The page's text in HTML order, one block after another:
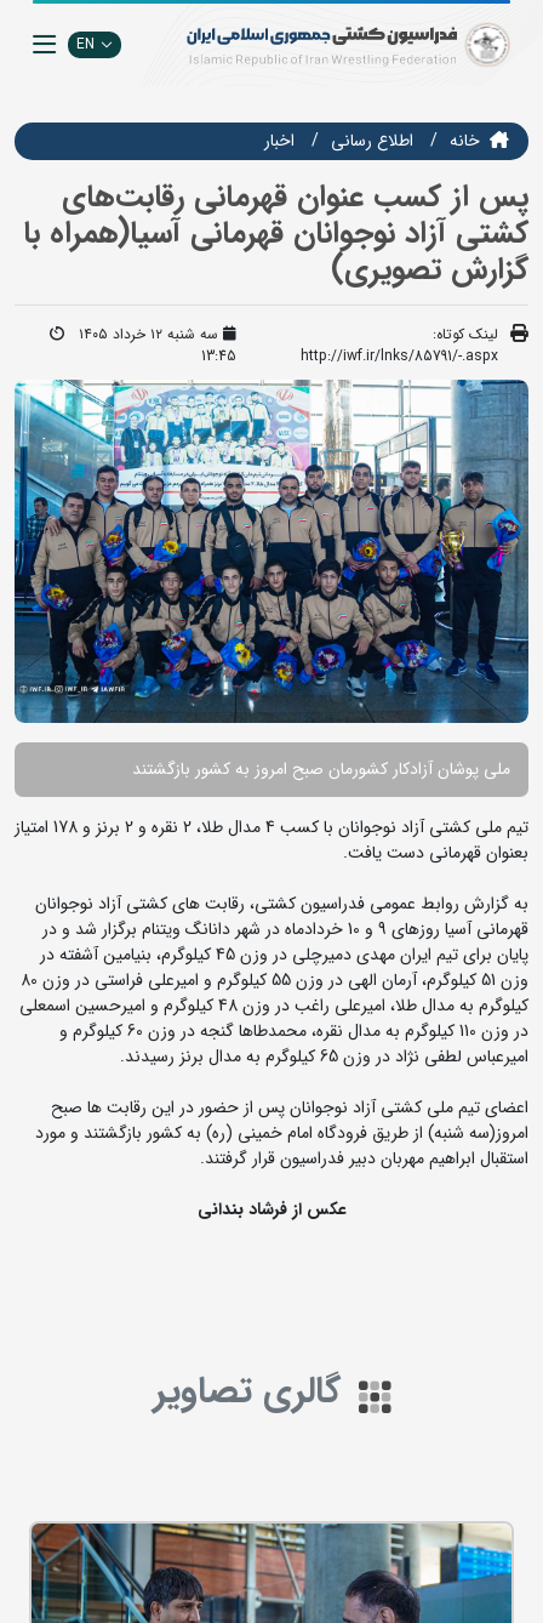
EN
خانه اطلاع رسانی اخبار
پس از کسب عنوان قهرمانی رقابت‌های
کشتی آزاد نوجوانان قهرمانی آسیا(همراه با
گزارش تصویری)
لینک کوتاه:
http://iwf.ir/lnks/85791/-.aspx
سه شنبه ۱۲ خرداد ۱۴۰۵
13:45
ملی پوشان آزادکار کشورمان صبح امروز به کشور بازگشتند
تیم ملی کشتی آزاد نوجوانان با کسب 4 مدال طلا، 2 نقره و 2 برنز و 178 امتیاز
بعنوان قهرمانی دست یافت.
به گزارش روابط عمومی فدراسیون کشتی، رقابت های کشتی آزاد نوجوانان
قهرمانی آسیا روزهای 9 و 10 خردادماه در شهر دانانگ ویتنام برگزار شد و در
پایان برای تیم ایران مهدی دمیرچلی در وزن 45 کیلوگرم، بنیامین آشفته در
وزن 51 کیلوگرم، آرمان الهی در وزن 55 کیلوگرم و امیرعلی فراستی در وزن 80
کیلوگرم به مدال طلا، امیرعلی راغب در وزن 48 کیلوگرم و امیرحسین اسمعلی
در وزن 110 کیلوگرم به مدال نقره، محمدطاها گنجه در وزن 60 کیلوگرم و
امیرعباس لطفی نژاد در وزن 65 کیلوگرم به مدال برنز رسیدند.
اعضای تیم ملی کشتی آزاد نوجوانان پس از حضور در این رقابت ها صبح
امروز(سه شنبه) از طریق فرودگاه امام خمینی (ره) به کشور بازگشتند و مورد
استقبال ابراهیم مهربان دبیر فدراسیون قرار گرفتند.
عکس از فرشاد بندانی
گالری تصاویر